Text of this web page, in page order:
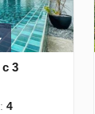
3
4